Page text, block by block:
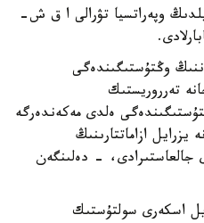
وپەراتسيا تۋرالى ا ق ش-
وڭتۇستىگىندەگى
تەرروريستىك
ەلدى مەكەندەرگە
ازاماتتارىنىڭ
جالعاستىرادى، - دەلىنگەن
اسكەرى سولتۇستىك